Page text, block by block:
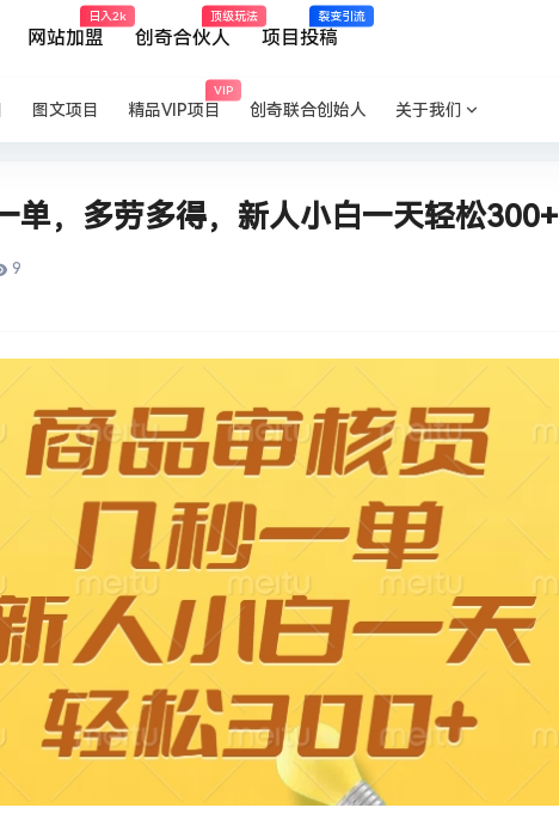
网站加盟
日入2k
创奇合伙人
顶级玩法
项目投稿
裂变引流
图文项目 精品VIP项目
VIP
创奇联合创始人 关于我们
单，多劳多得，新人小白一天轻松300+
9